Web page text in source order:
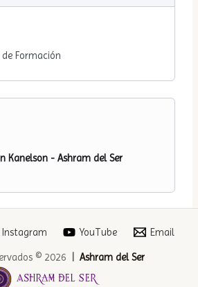
Formación
Kanelson - Ashram del Ser
Instagram YouTube Email
© 2026 Ashram del Ser